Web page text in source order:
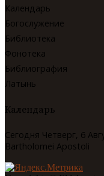
Календарь
Богослужение
Библиотека
Фонотека
Библиография
Латынь
Календарь
Сегодня Четверг, 6
Bartholomei Apostoli